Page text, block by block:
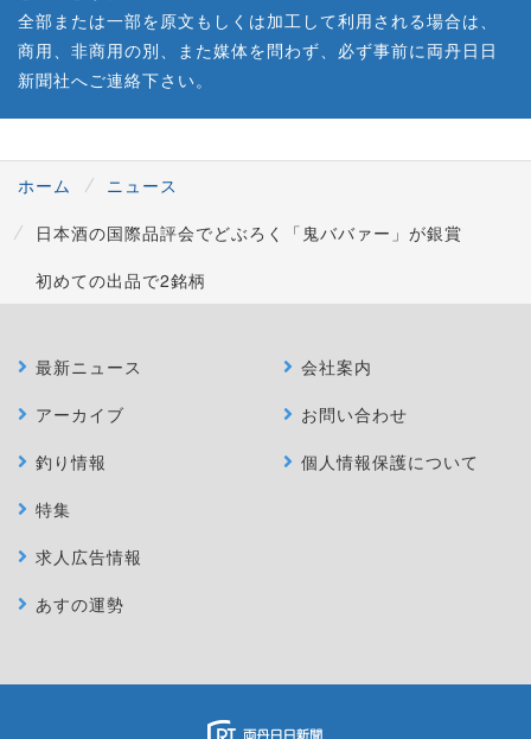
全部または一部を原文もしくは加工して利用される場合は、
商用、非商用の別、また媒体を問わず、必ず事前に両丹日日
新聞社へご連絡下さい。
ホーム
ニュース
日本酒の国際品評会でどぶろく「鬼ババァー」が銀賞
初めての出品で2銘柄
最新ニュース
アーカイブ
釣り情報
特集
求人広告情報
あすの運勢
会社案内
お問い合わせ
個人情報保護について